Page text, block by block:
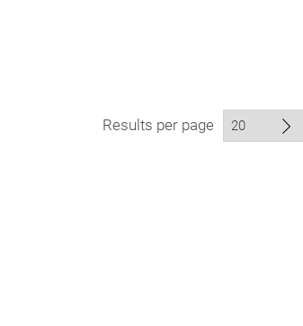
Results per page